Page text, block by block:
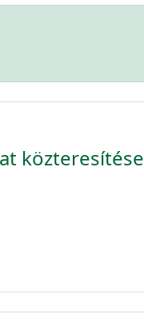
közteresítése